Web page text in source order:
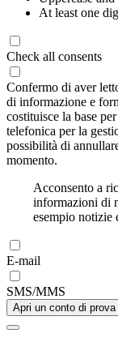
At least one
Check all consents
Confermo di aver
di informazione e
costituisce la base
telefonica per la
possibilità di
momento.
Acconsento a
informazioni di
esempio notizie
E-mail
SMS/MMS
Apri un conto di prova